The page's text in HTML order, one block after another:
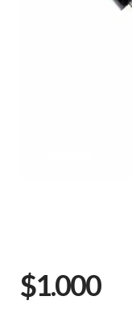
$1.000